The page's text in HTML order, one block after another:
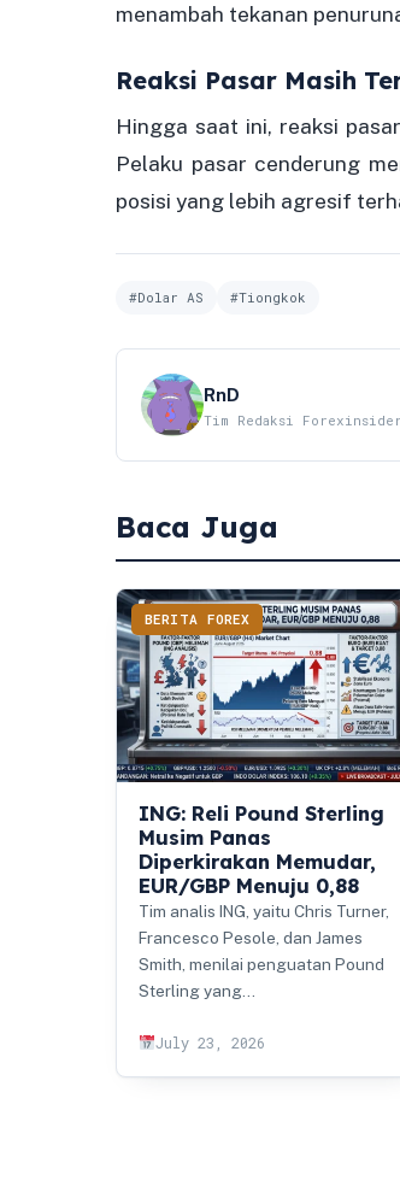
menambah tekanan
Reaksi Pasar Masih
Hingga saat ini, reaksi
Pelaku pasar cenderung
posisi yang lebih agresif
#Dolar AS #Tiongkok
RnD
Tim Redaksi
Baca Juga
BERITA FOREX
ING: Reli Pound Sterling
Musim Panas
Diperkirakan Memudar,
EUR/GBP Menuju 0,88
Tim analis ING, yaitu Chris Turner,
Francesco Pesole, dan James
Smith, menilai penguatan Pound
Sterling yang…
July 23, 2026